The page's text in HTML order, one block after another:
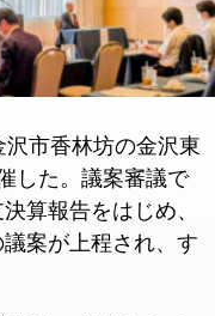
市香林坊の金沢東
した。議案審議で
算報告をはじめ、
案が上程され、す